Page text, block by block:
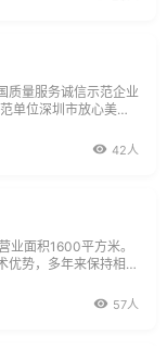
质量服务诚信示范企业
单位深圳市放心美容
42人
业面积1600平方米。
优势，多年来保持相当
57人